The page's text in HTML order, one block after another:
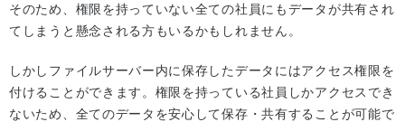
そのため、権限を持っていない全ての社員にもデータが共有され
てしまうと懸念される方もいるかもしれません。
しかしファイルサーバー内に保存したデータにはアクセス権限を
付けることができます。権限を持っている社員しかアクセスでき
ないため、全てのデータを安心して保存・共有することが可能で